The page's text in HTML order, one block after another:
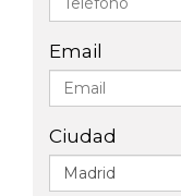
Email
Ciudad